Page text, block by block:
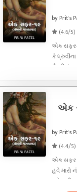
by Prit's
(4.6/5)
એક સફર-
કે
મૈત્રીમાં
એક
by Prit's
(4.4/5)
એક સફર
હવે
હવે